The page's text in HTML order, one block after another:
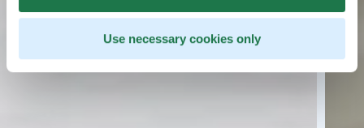
Use necessary cookies only